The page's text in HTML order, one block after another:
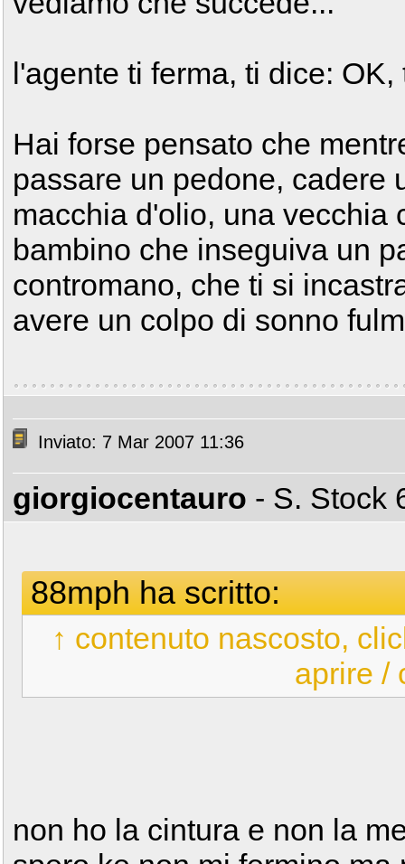
l'agente ti ferma, ti dice:
Hai forse pensato che
passare un pedone, cadere
macchia d'olio, una vecchia
bambino che inseguiva un
contromano, che ti si
avere un colpo di sonno
Inviato: 7 Mar 2007 11:36
giorgiocentauro - S. Stock
88mph ha scritto:
↑ contenuto nascosto,
aprire /
non ho la cintura e non la